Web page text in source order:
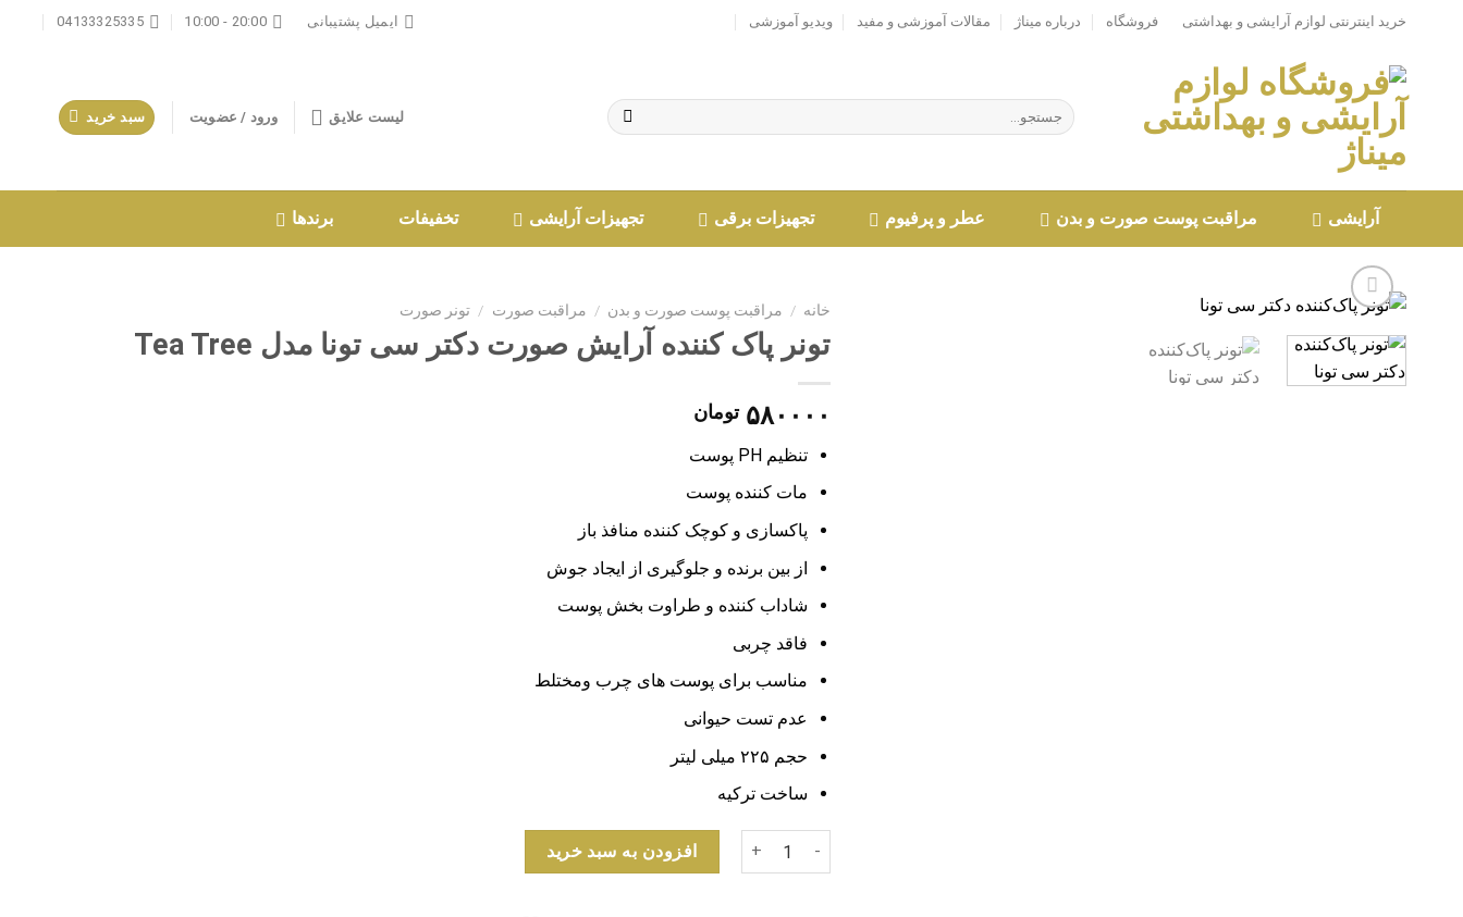
content
خرید اینترنتی لوازم آرایشی و بهداشتی فروشگاه درباره میناژ مقالات آموزشی و مفید ویدیو آموزشی ایمیل پشتیبانی 20:00 - 10:00
04133325335
جستجو
برای:
لیست علایق ورود / عضویت سبد خرید
آرایشی مراقبت پوست صورت و بدن عطر و پرفیوم تجهیزات برقی تجهیزات آرایشی تخفیفات برندها
خانه / مراقبت پوست صورت و بدن / مراقبت صورت / تونر صورت
تونر پاک کننده آرایش صورت دکتر سی تونا مدل Tea Tree
۵۸۰۰۰۰ تومان
تنظیم PH پوست
مات کننده پوست
پاکسازی و کوچک کننده منافذ باز
از بین برنده و جلوگیری از ایجاد جوش
شاداب کننده و طراوت بخش پوست
فاقد چربی
مناسب برای پوست های چرب ومختلط
عدم تست حیوانی
حجم ۲۲۵ میلی لیتر
ساخت ترکیه
تونر پاک کننده آرایش صورت دکتر سی تونا مدل Tea Tree عدد
افزودن به سبد خرید